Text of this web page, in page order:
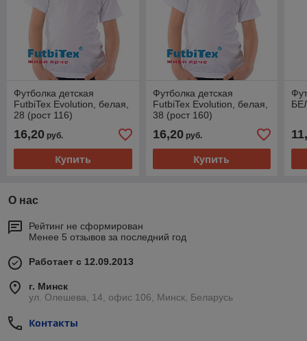
Футболка детская
FutbiTex Evolution, белая,
28 (рост 116)
16,20 руб.
Купить
Футболка детская
FutbiTex Evolution, белая,
38 (рост 160)
16,20руб.
Купить
О нас
Рейтинг не сформирован
Менее 5 отзывов за последний год
Работает с 12.09.2013
г. Минск
ул. Олешева, 14, офис 106, Минск, Беларусь
Контакты